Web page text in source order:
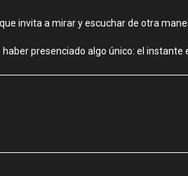
invita a mirar y escuchar de otra
presenciado algo único: el